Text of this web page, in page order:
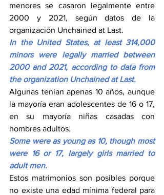
menores se casaron legalmente entre
2000 y 2021, según datos de la
organización Unchained at Last.
In the United States, at least 314,000
minors were legally married between
2000 and 2021, according to data from
the organization Unchained at Last.
Algunas tenían apenas 10 años, aunque
la mayoría eran adolescentes de 16 o 17,
en su mayoría niñas casadas con
hombres adultos.
Some were as young as 10, though most
were 16 or 17, largely girls married to
adult men.
Estos matrimonios son posibles porque
no existe una edad mínima federal para